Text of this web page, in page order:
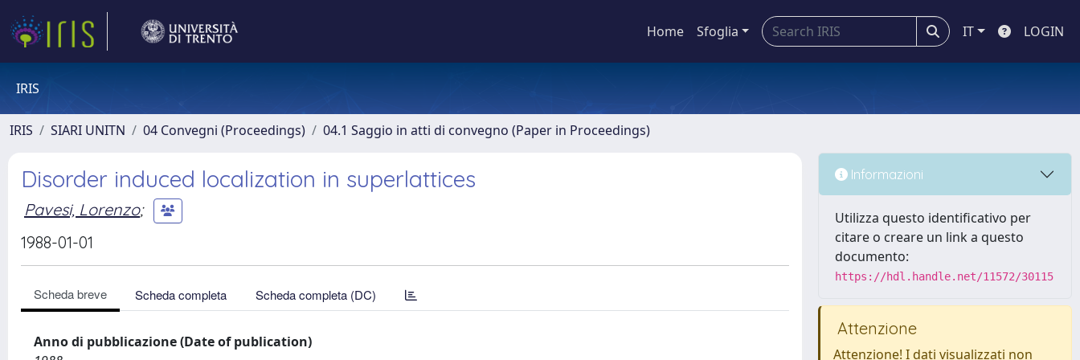
Home Sfoglia IT LOGIN
IRIS
IRIS SIARI UNITN 04 Convegni (Proceedings) 04.1 Saggio in atti di convegno (Paper in Proceedings)
Disorder induced localization in superlattices
Pavesi, Lorenzo;
1988-01-01
Scheda breve Scheda completa Scheda completa (DC)
Anno di pubblicazione (Date of publication)
Informazioni
Utilizza questo identificativo per
citare o creare un link a questo
documento:
https://hdl.handle.net/11572/30115
Attenzione
Attenzione! I dati visualizzati non